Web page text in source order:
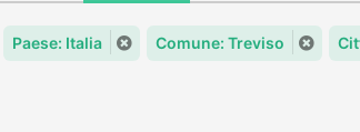
Paese: Italia Comune: Treviso